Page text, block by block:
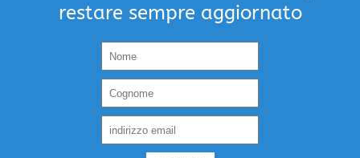
restare sempre aggiornato